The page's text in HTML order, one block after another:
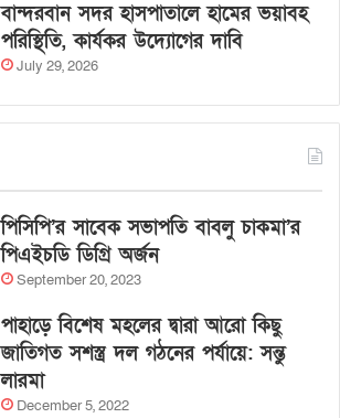
বান্দরবান সদর হাসপাতালে হামের ভয়াবহ
পরিস্থিতি, কার্যকর উদ্যোগের দাবি
July 29, 2026
পিসিপি’র সাবেক সভাপতি বাবলু চাকমা’র
পিএইচডি ডিগ্রি অর্জন
September 20, 2023
পাহাড়ে বিশেষ মহলের দ্বারা আরো কিছু
জাতিগত সশস্ত্র দল গঠনের পর্যায়ে: সন্তু
লারমা
December 5, 2022